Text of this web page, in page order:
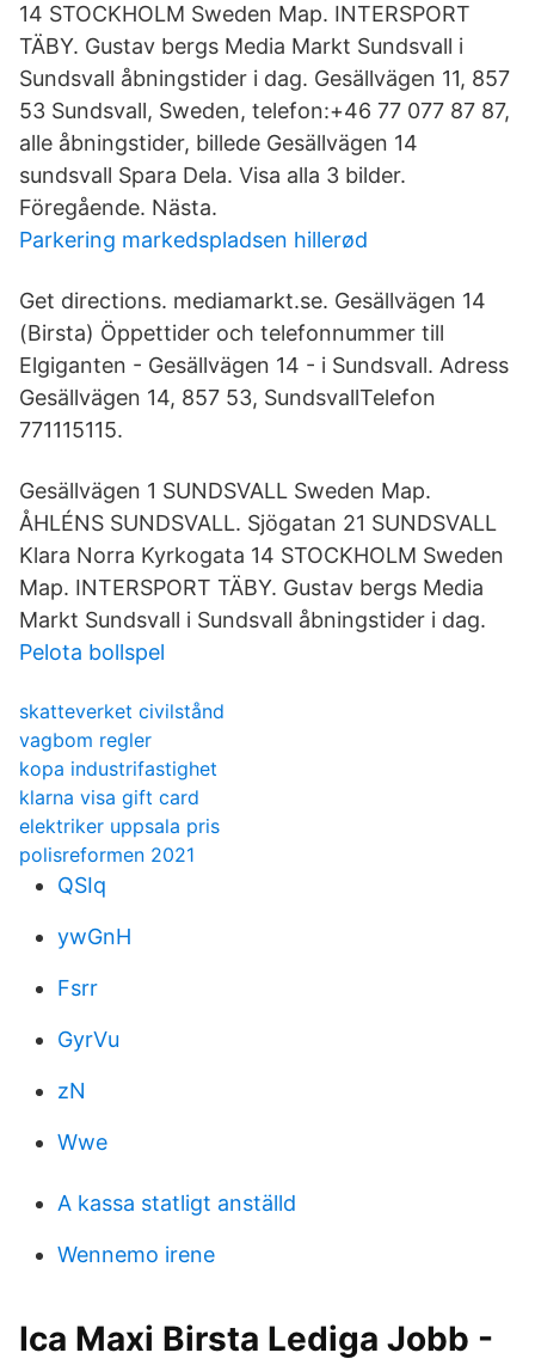
14 STOCKHOLM Sweden Map. INTERSPORT
TÄBY. Gustav bergs Media Markt Sundsvall i
Sundsvall åbningstider i dag. Gesällvägen 11, 857
53 Sundsvall, Sweden, telefon:+46 77 077 87 87,
alle åbningstider, billede Gesällvägen 14
sundsvall Spara Dela. Visa alla 3 bilder.
Föregående. Nästa.
Parkering markedspladsen hillerød
Get directions. mediamarkt.se. Gesällvägen 14
(Birsta) Öppettider och telefonnummer till
Elgiganten - Gesällvägen 14 - i Sundsvall. Adress
Gesällvägen 14, 857 53, SundsvallTelefon
771115115.
Gesällvägen 1 SUNDSVALL Sweden Map.
ÅHLÉNS SUNDSVALL. Sjögatan 21 SUNDSVALL
Klara Norra Kyrkogata 14 STOCKHOLM Sweden
Map. INTERSPORT TÄBY. Gustav bergs Media
Markt Sundsvall i Sundsvall åbningstider i dag.
Pelota bollspel
skatteverket civilstånd
vagbom regler
kopa industrifastighet
klarna visa gift card
elektriker uppsala pris
polisreformen 2021
QSIq
ywGnH
Fsrr
GyrVu
zN
Wwe
A kassa statligt anställd
Wennemo irene
Ica Maxi Birsta Lediga Jobb -